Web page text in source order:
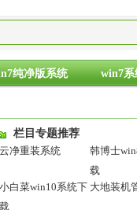
纯净版系统 win7系
栏目专题推荐
云净重装系统
韩博士
载
小白菜win10系统下
载
大地装机